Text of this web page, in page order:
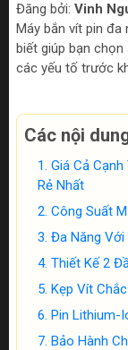
Đăng bởi: Vinh
Máy bắn vít pin đa
biết giúp bạn chọn
các yếu tố trước
Các nội
Giá Cả
Rẻ Nhất
Công Suất
Đa Năng Với
Thiết Kế 2
Kẹp Vít
Pin Lithium-
Bảo Hành